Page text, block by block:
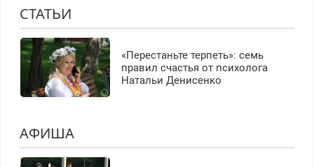
СТАТЬИ
«Перестаньте терпеть»: семь
правил счастья от психолога
Натальи Денисенко
АФИША